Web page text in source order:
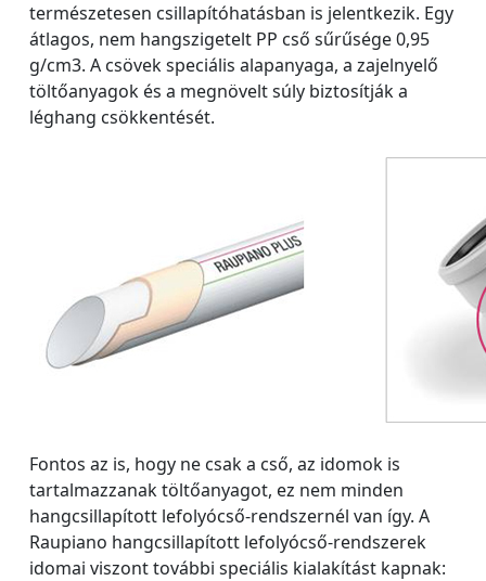
természetesen csillapítóhatásban is jelentkezik. Egy
átlagos, nem hangszigetelt PP cső sűrűsége 0,95
g/cm3. A csövek speciális alapanyaga, a zajelnyelő
töltőanyagok és a megnövelt súly biztosítják a
léghang csökkentését.
Fontos az is, hogy ne csak a cső, az idomok is
tartalmazzanak töltőanyagot, ez nem minden
hangcsillapított lefolyócső-rendszernél van így. A
Raupiano hangcsillapított lefolyócső-rendszerek
idomai viszont további speciális kialakítást kapnak: